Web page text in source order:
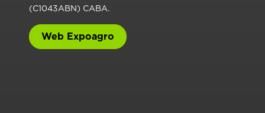
(C1043ABN) CABA.
Web Expoagro